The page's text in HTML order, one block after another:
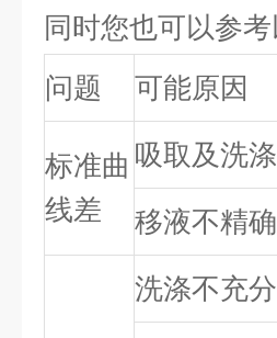
同时您也可以参考
问题
可能原因
标准曲
线差
吸取及洗
移液不精确
洗涤不充分